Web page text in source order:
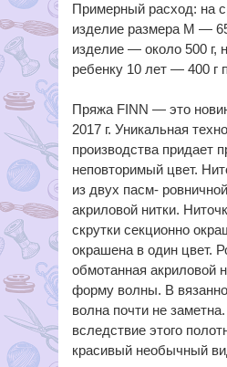
Примерный расход: на
изделие размера M —
изделие — около 500 г,
ребенку 10 лет — 400 г
Пряжа FINN — это
2017 г. Уникальная
производства придает
неповторимый цвет.
из двух пасм-
акриловой нитки.
скрутки секционно
окрашена в один цвет.
обмотанная акриловой
форму волны. В
волна почти не
вследствие этого
красивый необычный